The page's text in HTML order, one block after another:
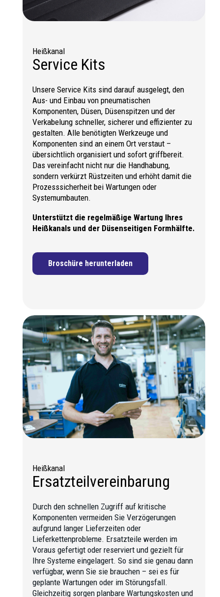
Heißkanal
Service Kits
Unsere Service Kits sind darauf ausgelegt, den
Aus- und Einbau von pneumatischen
Komponenten, Düsen, Düsen­spitzen und der
Verkabelung schneller, sicherer und effizienter zu
gestalten. Alle benötigten Werkzeuge und
Komponenten sind an einem Ort verstaut –
übersichtlich organisiert und sofort griffbereit.
Das vereinfacht nicht nur die Handhabung,
sondern verkürzt Rüstzeiten und erhöht damit die
Prozesssicherheit bei Wartungen oder
Systemumbauten.
Unterstützt die regelmäßige Wartung Ihres
Heißkanals und der Düsenseitigen Formhälfte.
Broschüre herunterladen
Heißkanal
Ersatzteilvereinbarung
Durch den schnellen Zugriff auf kritische
Komponenten vermeiden Sie Verzögerungen
aufgrund langer Lieferzeiten oder
Lieferkettenprobleme. Ersatzteile werden im
Voraus gefertigt oder reserviert und gezielt für
Ihre Systeme eingelagert. So sind sie genau dann
verfügbar, wenn Sie sie brauchen – sei es für
geplante Wartungen oder im Störungsfall.
Gleichzeitig sorgen planbare Wartungskosten und